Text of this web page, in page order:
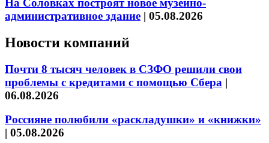
На Соловках построят новое музейно-
административное здание | 05.08.2026
Новости компаний
Почти 8 тысяч человек в СЗФО решили свои
проблемы с кредитами с помощью Сбера |
06.08.2026
Россияне полюбили «раскладушки» и «книжки»
| 05.08.2026